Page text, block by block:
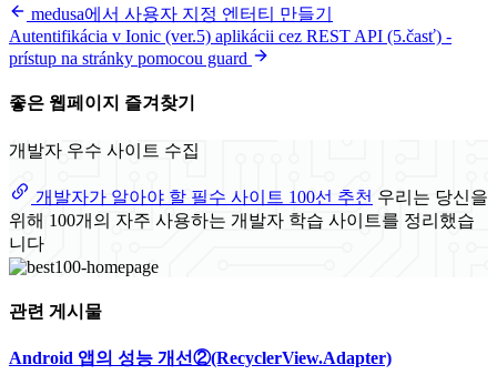
medusa에서 사용자 지정 엔터티 만들기
Autentifikácia v Ionic (ver.5) aplikácii cez REST API (5.časť) -
prístup na stránky pomocou guard
좋은 웹페이지 즐겨찾기
개발자 우수 사이트 수집
개발자가 알아야 할 필수 사이트 100선 추천 우리는 당신을
위해 100개의 자주 사용하는 개발자 학습 사이트를 정리했습
니다
관련 게시물
Android 앱의 성능 개선②(RecyclerView.Adapter)